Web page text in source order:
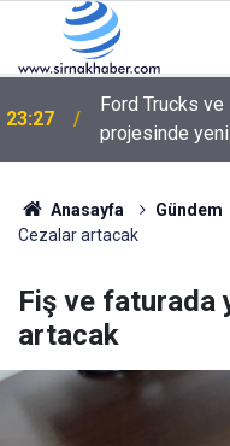
23:27
Ford Trucks ve
projesinde yeni
Anasayfa Gündem
Cezalar artacak
Fiş ve faturada
artacak